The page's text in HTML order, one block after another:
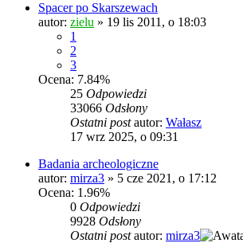
Spacer po Skarszewach
autor: zielu » 19 lis 2011, o 18:03
1
2
3
Ocena: 7.84%
25 Odpowiedzi
33066 Odsłony
Ostatni postautor: Wałasz
17 wrz 2025, o 09:31
Badania archeologiczne
autor: mirza3 » 5 cze 2021, o 17:12
Ocena: 1.96%
0 Odpowiedzi
9928 Odsłony
Ostatni postautor: mirza3